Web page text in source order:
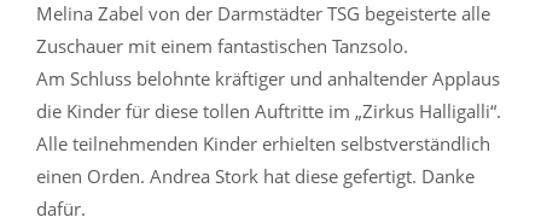
Melina Zabel von der Darmstädter TSG begeisterte alle
Zuschauer mit einem fantastischen Tanzsolo.
Am Schluss belohnte kräftiger und anhaltender Applaus
die Kinder für diese tollen Auftritte im „Zirkus Halligalli“.
Alle teilnehmenden Kinder erhielten selbstverständlich
einen Orden. Andrea Stork hat diese gefertigt. Danke
dafür.